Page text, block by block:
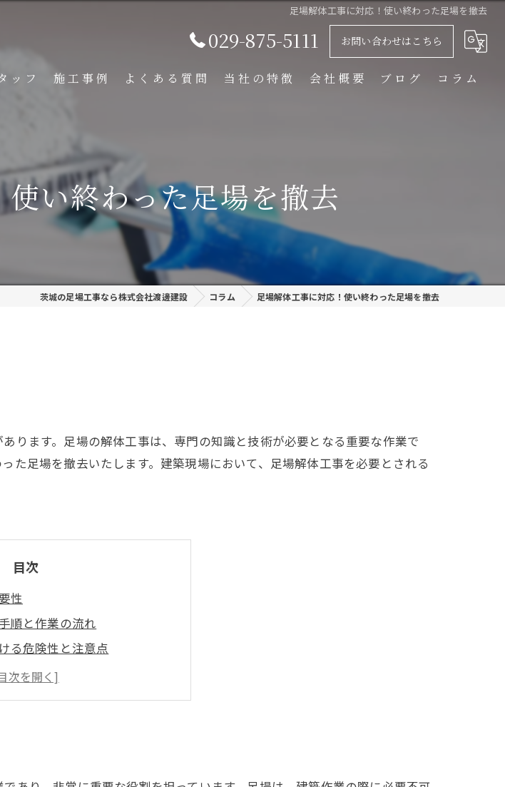
足場解体工事に対応！使い終わった足場を撤去
029-875-5111 お問い合わせはこちら
ッフ 施工事例 よくある質問 当社の特徴
プラント工事
リース
会社概要 ブログ コラム
い終わった足場を撤去
茨城の足場工事なら株式会社渡邊建設 コラム 足場解体工事に対応！使い終わった足場を撤去
ります。足場の解体工事は、専門の知識と技術が必要となる重要な作業で
た足場を撤去いたします。建築現場において、足場解体工事を必要とされる
目次
性
順と作業の流れ
る危険性と注意点
な専門知識と技術
処分方法